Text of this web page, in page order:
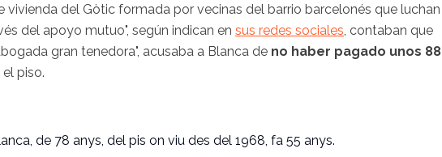
vivienda del Gòtic formada por vecinas del barrio barcelonés que luchan
del apoyo mutuo", según indican en sus redes sociales , contaban que
gran tenedora", acusaba a Blanca de no haber pagado unos 88
piso.
de 78 anys, del pis on viu des del 1968, fa 55 anys.